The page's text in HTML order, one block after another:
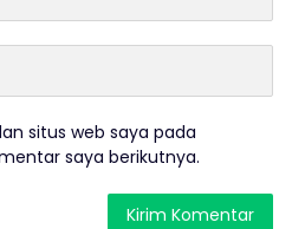
situs web saya pada
saya berikutnya.